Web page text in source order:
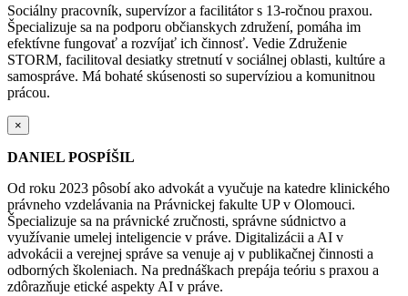
Sociálny pracovník, supervízor a facilitátor s 13-ročnou praxou.
Špecializuje sa na podporu občianskych združení, pomáha im
efektívne fungovať a rozvíjať ich činnosť. Vedie Združenie
STORM, facilitoval desiatky stretnutí v sociálnej oblasti, kultúre a
samospráve. Má bohaté skúsenosti so supervíziou a komunitnou
prácou.
×
DANIEL POSPÍŠIL
Od roku 2023 pôsobí ako advokát a vyučuje na katedre klinického
právneho vzdelávania na Právnickej fakulte UP v Olomouci.
Špecializuje sa na právnické zručnosti, správne súdnictvo a
využívanie umelej inteligencie v práve. Digitalizácii a AI v
advokácii a verejnej správe sa venuje aj v publikačnej činnosti a
odborných školeniach. Na prednáškach prepája teóriu s praxou a
zdôrazňuje etické aspekty AI v práve.